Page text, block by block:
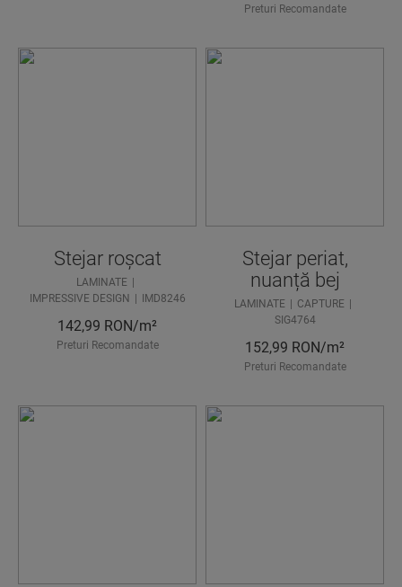
Preturi Recomandate
Stejar roșcat
LAMINATE
IMPRESSIVE DESIGN
IMD8246
142,99 RON/m²
Preturi Recomandate
Stejar periat,
nuanță bej
LAMINATE
CAPTURE
SIG4764
152,99 RON/m²
Preturi Recomandate